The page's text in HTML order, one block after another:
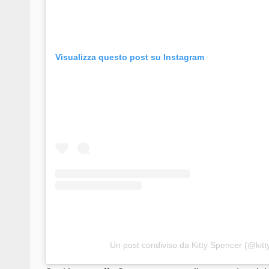
Visualizza questo post su Instagram
Un post condiviso da Kitty Spencer